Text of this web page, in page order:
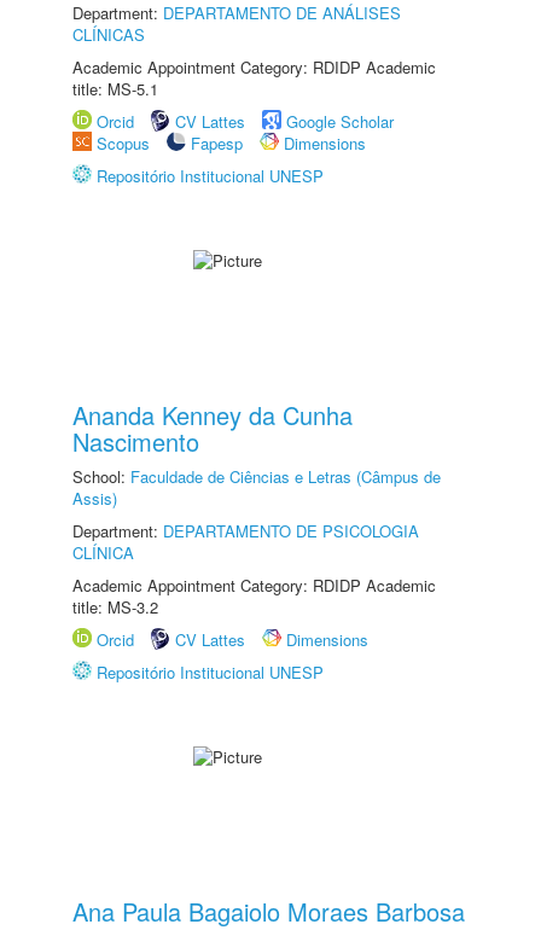
Department: DEPARTAMENTO DE ANÁLISES
CLÍNICAS
Academic Appointment Category: RDIDP Academic
title: MS-5.1
Orcid
CV Lattes
Google Scholar
Scopus
Fapesp
Dimensions
Repositório Institucional UNESP
Ananda Kenney da Cunha
Nascimento
School: Faculdade de Ciências e Letras (Câmpus de
Assis)
Department: DEPARTAMENTO DE PSICOLOGIA
CLÍNICA
Academic Appointment Category: RDIDP Academic
title: MS-3.2
Orcid
CV Lattes
Dimensions
Repositório Institucional UNESP
Ana Paula Bagaiolo Moraes Barbosa